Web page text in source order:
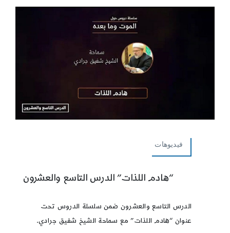
فيديوهات
“هادم اللذات” الدرس التاسع والعشرون
الدرس التاسع والعشرون ضمن سلسلة الدروس تحت
عنوان “هادم اللذات” مع سماحة الشيخ شفيق جرادي.